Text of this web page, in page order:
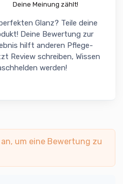
Deine Meinung zählt!
Glanz? Teile deine
Deine Bewertung zur
hilft anderen Pflege-
Review schreiben, Wissen
werden!
um eine Bewertung zu